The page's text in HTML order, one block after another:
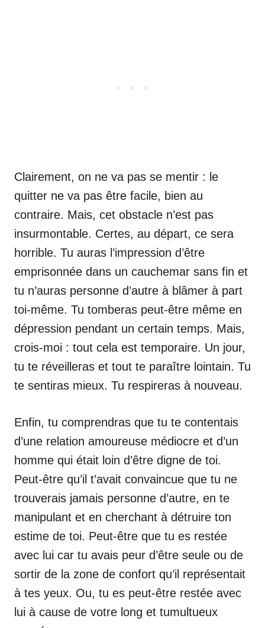
Clairement, on ne va pas se mentir : le
quitter ne va pas être facile, bien au
contraire. Mais, cet obstacle n’est pas
insurmontable. Certes, au départ, ce sera
horrible. Tu auras l’impression d’être
emprisonnée dans un cauchemar sans fin et
tu n’auras personne d’autre à blâmer à part
toi-même. Tu tomberas peut-être même en
dépression pendant un certain temps. Mais,
crois-moi : tout cela est temporaire. Un jour,
tu te réveilleras et tout te paraître lointain. Tu
te sentiras mieux. Tu respireras à nouveau.
Enfin, tu comprendras que tu te contentais
d’une relation amoureuse médiocre et d’un
homme qui était loin d’être digne de toi.
Peut-être qu’il t’avait convaincue que tu ne
trouverais jamais personne d’autre, en te
manipulant et en cherchant à détruire ton
estime de toi. Peut-être que tu es restée
avec lui car tu avais peur d’être seule ou de
sortir de la zone de confort qu’il représentait
à tes yeux. Ou, tu es peut-être restée avec
lui à cause de votre long et tumultueux